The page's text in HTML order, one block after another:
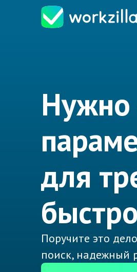
Нужно
для
Поручите это
поиск, надежный